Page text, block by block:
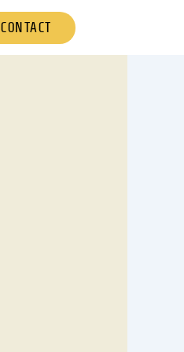
CONTACT